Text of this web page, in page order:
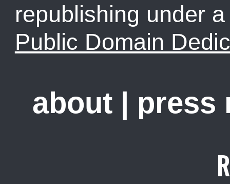
republishing under
Public Domain
about | press